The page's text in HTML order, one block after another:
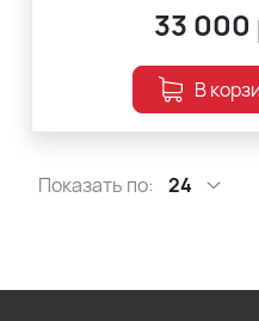
33 000
В
Показать по: 24